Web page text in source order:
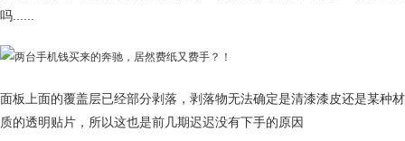
吗......
面板上面的覆盖层已经部分剥落，剥落物无法确定是清漆漆皮还是某种材
质的透明贴片，所以这也是前几期迟迟没有下手的原因